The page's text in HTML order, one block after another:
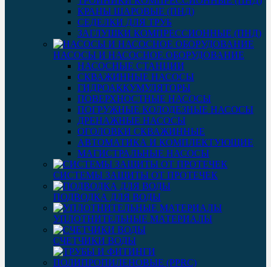
КРАНЫ ШАРОВЫЕ (ПНД)
СЕДЕЛКИ ДЛЯ ТРУБ
ЗАГЛУШКИ КОМПРЕССИОННЫЕ (ПНД)
НАСОСЫ И НАСОСНОЕ ОБОРУДОВАНИЕ
НАСОСНЫЕ СТАНЦИИ
СКВАЖИННЫЕ НАСОСЫ
ГИДРОАККУМУЛЯТОРЫ
ПОВЕРХНОСТНЫЕ НАСОСЫ
ПОГРУЖНЫЕ КОЛОДЕЗНЫЕ НАСОСЫ
ДРЕНАЖНЫЕ НАСОСЫ
ОГОЛОВКИ СКВАЖИННЫЕ
АВТОМАТИКА И КОМПЛЕКТУЮЩИЕ
МАГИСТРАЛЬНЫЕ НАСОСЫ
СИСТЕМЫ ЗАЩИТЫ ОТ ПРОТЕЧЕК
ПОДВОДКА ДЛЯ ВОДЫ
УПЛОТНИТЕЛЬНЫЕ МАТЕРИАЛЫ
СЧЕТЧИКИ ВОДЫ